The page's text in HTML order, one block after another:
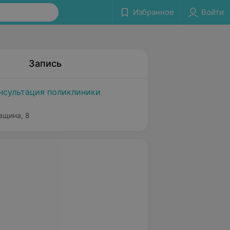
Избранное Войти
Запись
поликлиники
8